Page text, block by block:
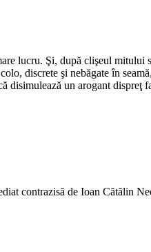
lucru. Şi, după clişeul mitului
discrete şi nebăgate în
disimulează un arogant dispreţ
contrazisă de Ioan Cătălin